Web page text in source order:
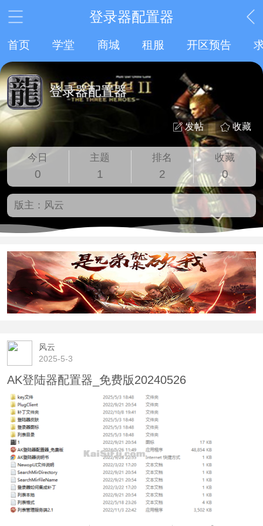
登录器配置器
首页 学堂 商城 租服 开区预告
登录器配置器
收藏
发帖
今日
0
主题
1
排名
2
收藏
0
版主： 风云
风云
2025-5-3
AK登陆器配置器_免费版20240526